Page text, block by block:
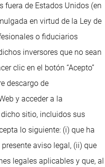
fuera de Estados Unidos (en
en virtud de la Ley de
o fiduciarios
inversores que no sean
clic en el botón “Acepto”
descargo de
y acceder a la
sitio, incluidos sus
lo siguiente: (i) que ha
aviso legal, (ii) que
legales aplicables y que, al